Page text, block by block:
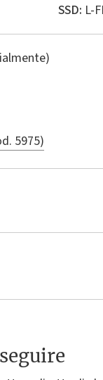
SSD: L-
5975)